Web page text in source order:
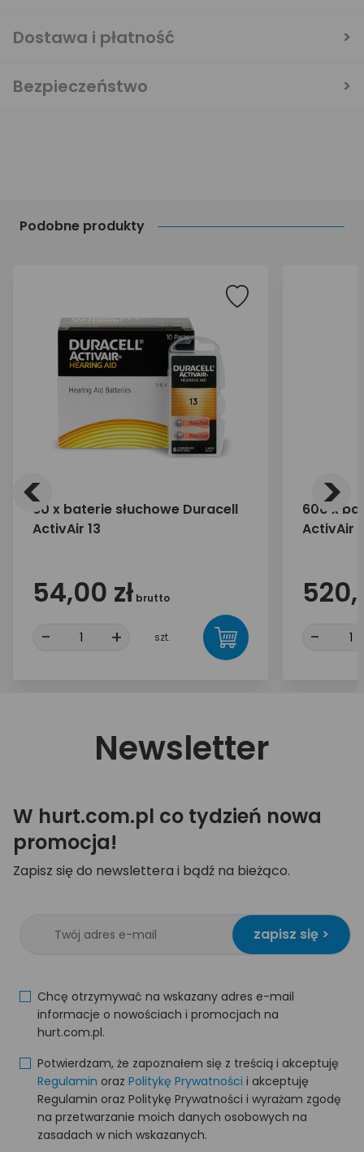
Podobne produkty
60 x baterie słuchowe Duracell
ActivAir 13
54,00 zł brutto
- + szt.
600 x
ActivAir
-
< >
Dostawa i płatność
Bezpieczeństwo
Newsletter
W hurt.com.pl co tydzień nowa
promocja!
Zapisz się do newslettera i bądź na bieżąco.
zapisz się >
Chcę otrzymywać na wskazany adres e-mail
informacje o nowościach i promocjach na
hurt.com.pl.
Potwierdzam, że zapoznałem się z treścią i akceptuję
Regulamin oraz Politykę Prywatności i akceptuję
Regulamin oraz Politykę Prywatności i wyrażam zgodę
na przetwarzanie moich danych osobowych na
zasadach w nich wskazanych.